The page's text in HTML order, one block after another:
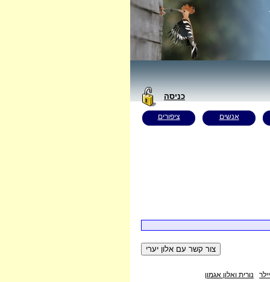
כניסה
אנשים ציפורים
נורית ואלון אגמון